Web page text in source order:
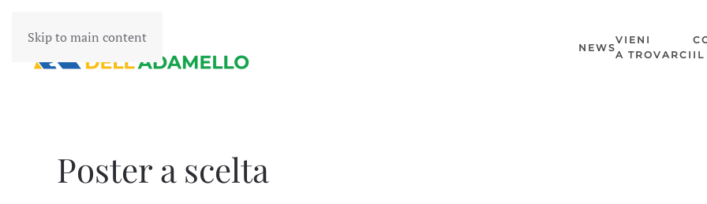
Skip to main content
NEWS
VIENI
A TROVARCI IL
Poster a scelta